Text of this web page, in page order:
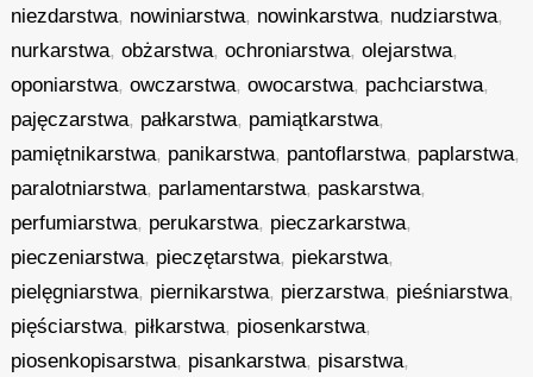
niezdarstwa, nowiniarstwa, nowinkarstwa, nudziarstwa,
nurkarstwa,obżarstwa,ochroniarstwa,olejarstwa,
oponiarstwa,owczarstwa,owocarstwa, pachciarstwa,
pajęczarstwa, pałkarstwa, pamiątkarstwa,
pamiętnikarstwa, panikarstwa, pantoflarstwa, paplarstwa,
paralotniarstwa, parlamentarstwa, paskarstwa,
perfumiarstwa, perukarstwa, pieczarkarstwa,
pieczeniarstwa, pieczętarstwa, piekarstwa,
pielęgniarstwa, piernikarstwa, pierzarstwa, pieśniarstwa,
pięściarstwa, piłkarstwa, piosenkarstwa,
piosenkopisarstwa, pisankarstwa, pisarstwa,